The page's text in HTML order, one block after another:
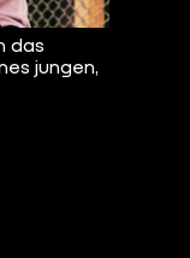
das
jungen,